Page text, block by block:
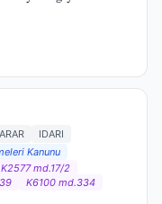
IDARI
Kanunu
K2577 md.17/2
K6100 md.334